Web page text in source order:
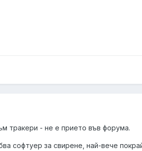
тракери - не е прието във форума.
софтуер за свирене, най-вече